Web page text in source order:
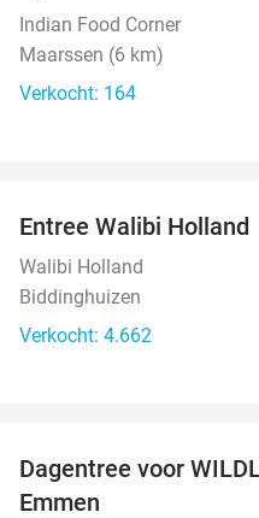
Indian Food Corner
Maarssen (6 km)
Verkocht: 164
Entree Walibi Holland
Walibi Holland
Biddinghuizen
Verkocht: 4.662
Dagentree voor
Emmen